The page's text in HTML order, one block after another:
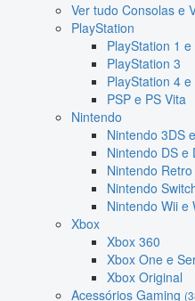
Ver tudo Consolas e
PlayStation
PlayStation 1 e
PlayStation 3
PlayStation 4 e
PSP e PS Vita
Nintendo
Nintendo 3DS
Nintendo DS e
Nintendo Retro
Nintendo
Nintendo Wii e
Xbox
Xbox 360
Xbox One e
Xbox Original
Acessórios Gaming